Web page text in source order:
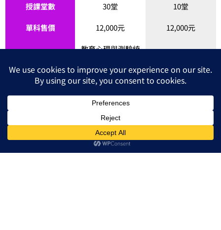
授課堂數 30堂 10堂
單科售價 12,000元 12,000元
教育行政
教育心理與測驗統
(預計115年合併考
育 (預計115年合併
考科)
教育測驗與統計
比較教育
授課堂數
12堂